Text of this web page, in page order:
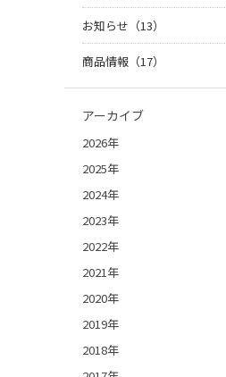
お知らせ（13）
商品情報（17）
アーカイブ
2026年
2025年
2024年
2023年
2022年
2021年
2020年
2019年
2018年